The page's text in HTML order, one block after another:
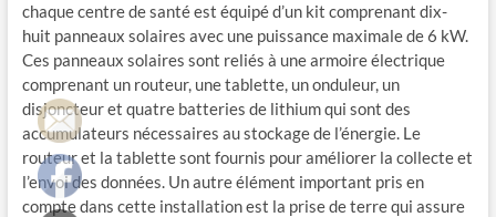
chaque centre de santé est équipé d’un kit comprenant dix-
huit panneaux solaires avec une puissance maximale de 6 kW.
Ces panneaux solaires sont reliés à une armoire électrique
comprenant un routeur, une tablette, un onduleur, un
disjoncteur et quatre batteries de lithium qui sont des
accumulateurs nécessaires au stockage de l’énergie. Le
routeur et la tablette sont fournis pour améliorer la collecte et
l’envoi des données. Un autre élément important pris en
compte dans cette installation est la prise de terre qui assure